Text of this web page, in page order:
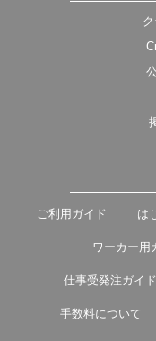
ご利用ガイド は
ワーカー用
仕事受発注ガイ
手数料について